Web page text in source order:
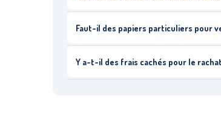
Faut-il des papiers particuliers pour
Y a-t-il des frais cachés pour le